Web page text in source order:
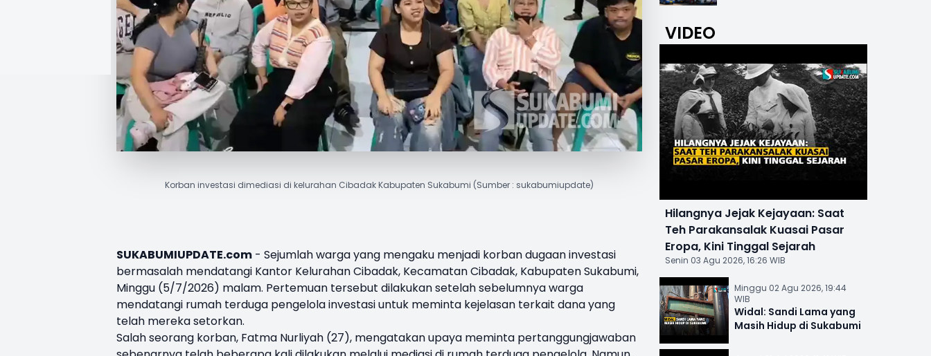
Korban investasi dimediasi di kelurahan Cibadak Kabupaten Sukabumi (Sumber : sukabumiupdate)
SUKABUMIUPDATE.com - Sejumlah warga yang mengaku menjadi korban dugaan investasi
bermasalah mendatangi Kantor Kelurahan Cibadak, Kecamatan Cibadak, Kabupaten Sukabumi,
Minggu (5/7/2026) malam. Pertemuan tersebut dilakukan setelah sebelumnya warga
mendatangi rumah terduga pengelola investasi untuk meminta kejelasan terkait dana yang
telah mereka setorkan.
Salah seorang korban, Fatma Nurliyah (27), mengatakan upaya meminta pertanggungjawaban
VIDEO
Hilangnya Jejak Kejayaan: Saat
Teh Parakansalak Kuasai Pasar
Eropa, Kini Tinggal Sejarah
Senin 03 Agu 2026, 16:26 WIB
Minggu 02 Agu 2026, 19:44
WIB
Widal: Sandi Lama yang
Masih Hidup di Sukabumi